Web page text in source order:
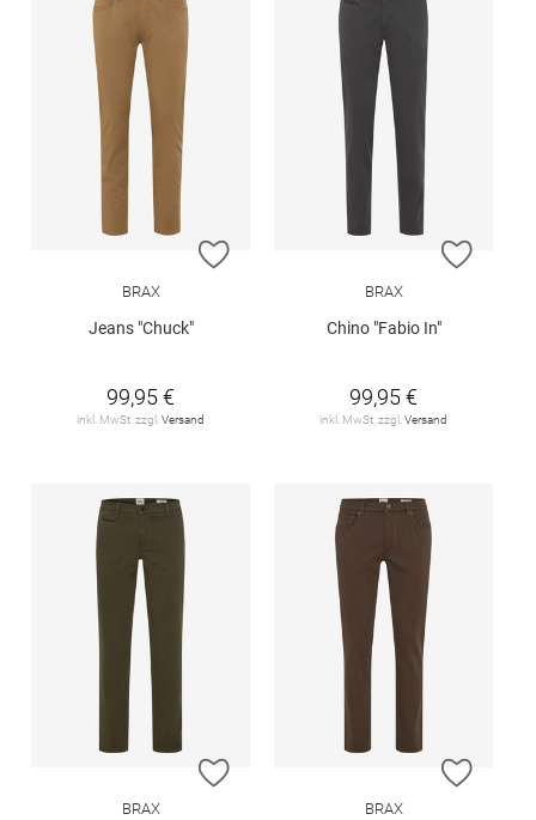
ZUR WUNSCHLISTE HINZUFÜGEN
BRAX
Jeans "Chuck"
99,95 €
inkl. MwSt. zzgl. Versand
ZUR
BRAX
Chino "Fabio In"
99,95 €
inkl. MwSt. zzgl. Versand
ZUR WUNSCHLISTE HINZUFÜGEN
BRAX
ZUR
BRAX